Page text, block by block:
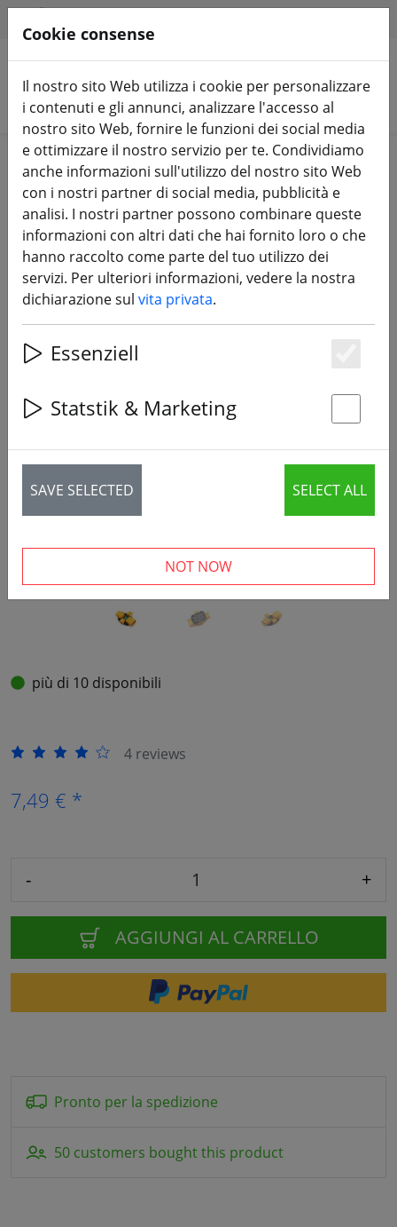
Cerca prodotti
Home Batterie Accessori per la ricarica
Tappo antifumo TBS 2-8S
più di 10 disponibili
4 reviews
7,49 € *
- +
AGGIUNGI AL CARRELLO
Pronto per la spedizione
50 customers bought this product
Cookie consense
Il nostro sito Web utilizza i cookie per personalizzare
i contenuti e gli annunci, analizzare l'accesso al
nostro sito Web, fornire le funzioni dei social media
e ottimizzare il nostro servizio per te. Condividiamo
anche informazioni sull'utilizzo del nostro sito Web
con i nostri partner di social media, pubblicità e
analisi. I nostri partner possono combinare queste
informazioni con altri dati che hai fornito loro o che
hanno raccolto come parte del tuo utilizzo dei
servizi. Per ulteriori informazioni, vedere la nostra
dichiarazione sul vita privata.
Essenziell
Statstik & Marketing
SAVE SELECTED SELECT ALL
NOT NOW